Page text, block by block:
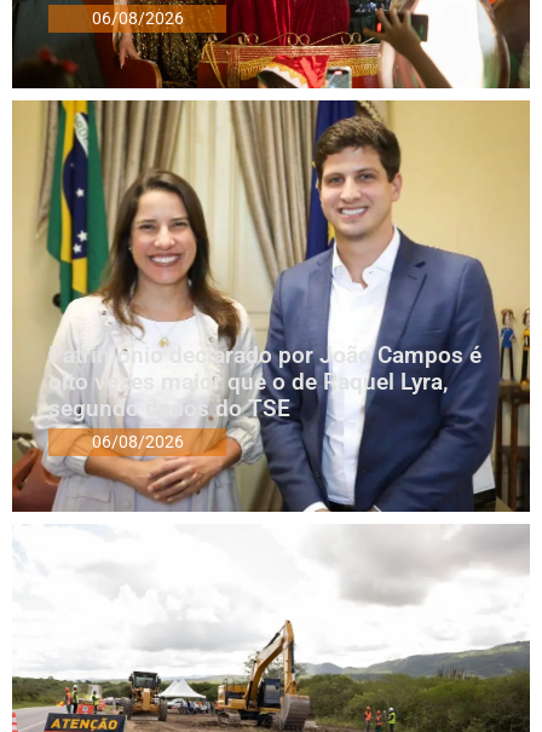
06/08/2026
Patrimônio declarado por João Campos é
oito vezes maior que o de Raquel Lyra,
segundo dados do TSE
06/08/2026